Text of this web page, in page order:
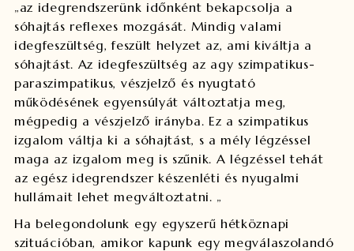
„az idegrendszerünk időnként bekapcsolja a
sóhajtás reflexes mozgását. Mindig valami
idegfeszültség, feszült helyzet az, ami kiváltja a
sóhajtást. Az idegfeszültség az agy szimpatikus-
paraszimpatikus, vészjelző és nyugtató
működésének egyensúlyát változtatja meg,
mégpedig a vészjelző irányba. Ez a szimpatikus
izgalom váltja ki a sóhajtást, s a mély légzéssel
maga az izgalom meg is szűnik. A légzéssel tehát
az egész idegrendszer készenléti és nyugalmi
hullámait lehet megváltoztatni. „
Ha belegondolunk egy egyszerű hétköznapi
szituációban, amikor kapunk egy megválaszolandó